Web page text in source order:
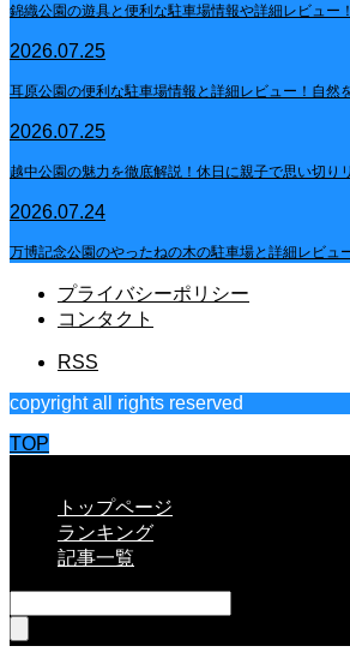
錦織公園の遊具と便利な駐車場情報や詳細レビュー
2026.07.25
耳原公園の便利な駐車場情報と詳細レビュー！自然
2026.07.25
越中公園の魅力を徹底解説！休日に親子で思い切り
2026.07.24
万博記念公園のやったねの木の駐車場と詳細レビュ
プライバシーポリシー
コンタクト
RSS
copyright all rights reserved
TOP
トップページ
ランキング
記事一覧